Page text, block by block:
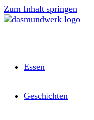
Zum Inhalt springen
Essen
Geschichten